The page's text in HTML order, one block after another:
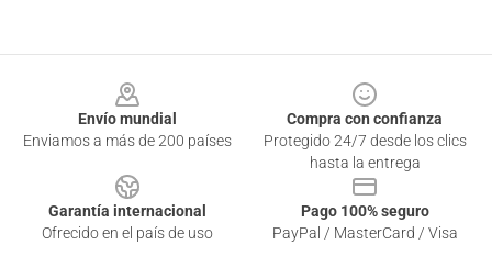
Envío mundial
Enviamos a más de 200 países
Compra con confianza
Protegido 24/7 desde los clics
hasta la entrega
Garantía internacional
Ofrecido en el país de uso
Pago 100% seguro
PayPal / MasterCard / Visa